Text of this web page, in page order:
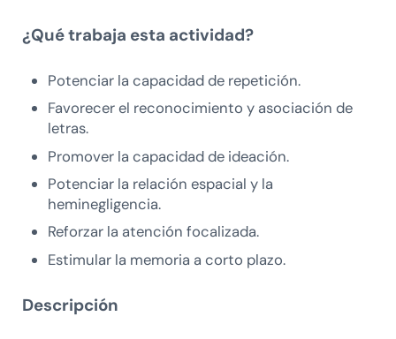
¿Qué trabaja esta actividad?
Potenciar la capacidad de repetición.
Favorecer el reconocimiento y asociación de
letras.
Promover la capacidad de ideación.
Potenciar la relación espacial y la
heminegligencia.
Reforzar la atención focalizada.
Estimular la memoria a corto plazo.
Descripción